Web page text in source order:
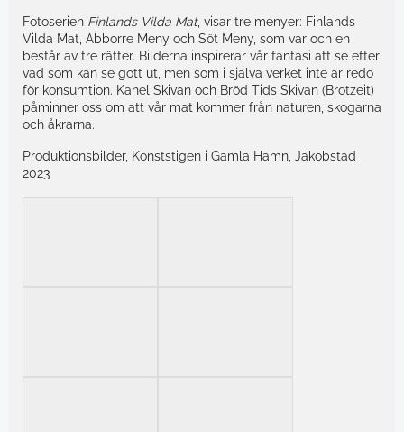
Fotoserien Finlands Vilda Mat, visar tre menyer: Finlands
Vilda Mat, Abborre Meny och Söt Meny, som var och en
består av tre rätter. Bilderna inspirerar vår fantasi att se efter
vad som kan se gott ut, men som i själva verket inte är redo
för konsumtion. Kanel Skivan och Bröd Tids Skivan (Brotzeit)
påminner oss om att vår mat kommer från naturen, skogarna
och åkrarna.
Produktionsbilder, Konststigen i Gamla Hamn, Jakobstad
2023